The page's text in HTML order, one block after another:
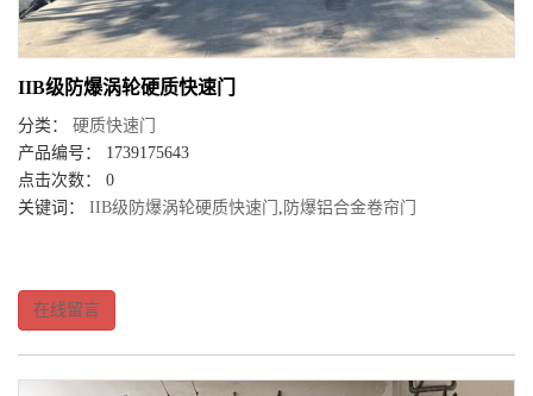
IIB级防爆涡轮硬质快速门
分类： 硬质快速门
产品编号： 1739175643
点击次数： 0
关键词： IIB级防爆涡轮硬质快速门 防爆铝合金卷帘门
在线留言